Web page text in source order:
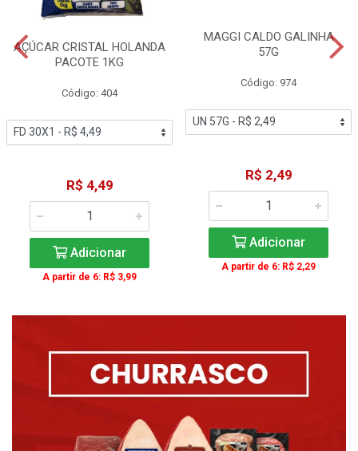
AÇÚCAR CRISTAL HOLANDA
PACOTE 1KG
Código: 404
R$ 4,49
Adicionar
A partir de 6: R$ 3,99
MAGGI CALDO GALINHA
57G
Código: 974
R$ 2,49
Adicionar
A partir de 6: R$ 2,29